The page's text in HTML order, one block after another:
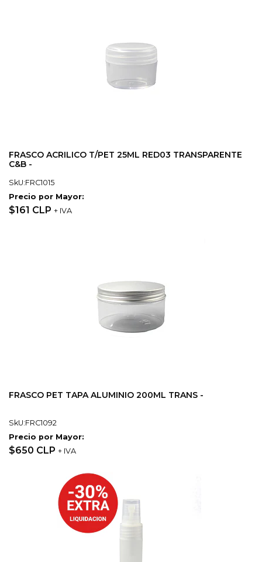
FRASCO ACRILICO T/PET 25ML RED03 TRANSPARENTE
C&B -
SkU:FRC1015
Precio por Mayor:
$161 CLP + IVA
FRASCO PET TAPA ALUMINIO 200ML TRANS -
SkU:FRC1092
Precio por Mayor:
$650 CLP + IVA